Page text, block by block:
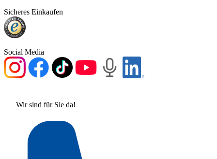
Sicheres Einkaufen
Social Media
Wir sind für Sie da!